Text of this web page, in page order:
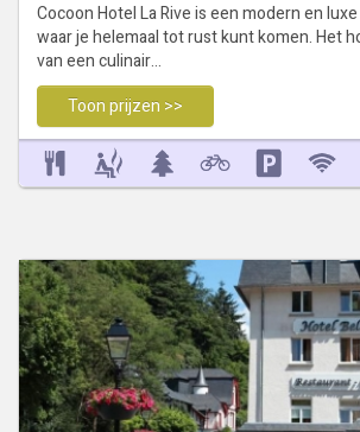
Cocoon Hotel La Rive is een modern en
waar je helemaal tot rust kunt komen. Het
van een culinair…
Toon prijzen >>